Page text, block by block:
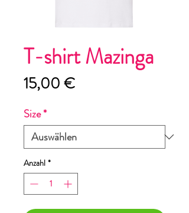
T-shirt Mazinga
15,00 €Preis
Size*
Anzahl *